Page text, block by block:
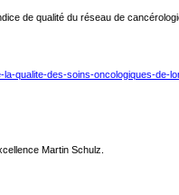
de qualité du réseau de
qualite-des-soins-oncologiques-de-
Martin Schulz.